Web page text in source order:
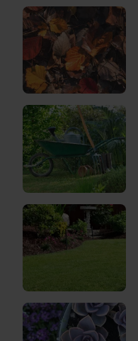
je
hoe
belangrijk
het
gebruik
van
de
juiste
grond
is.
De
meest
optimale
bodem
zorgt
namelijk
voor